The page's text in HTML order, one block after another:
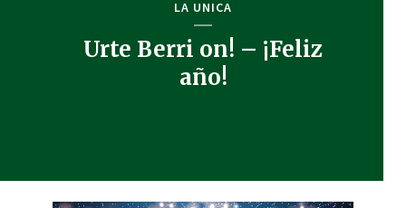
LA UNICA
Urte Berri on! – ¡Feliz
año!